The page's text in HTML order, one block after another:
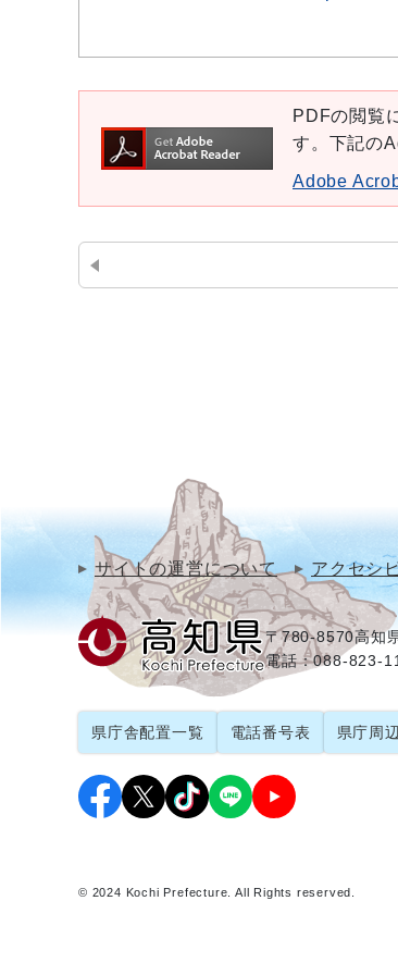
PDFの閲覧
す。下記の
Adobe
サイトの運営について アクセシ
〒780-8570高知
電話：088-823-
県庁舎配置一覧 電話番号表 県庁周
© 2024 Kochi Prefecture. All Rights reserved.